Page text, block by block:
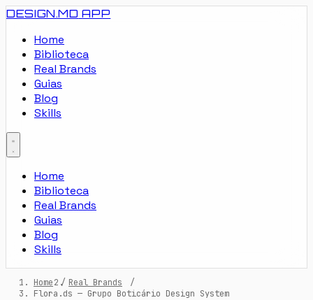
DESIGN.MD APP
Home
Biblioteca
Real Brands
Guias
Blog
Skills
Home
Biblioteca
Real Brands
Guias
Blog
Skills
Home / Real Brands
/
Flora.ds — Grupo Boticário Design System